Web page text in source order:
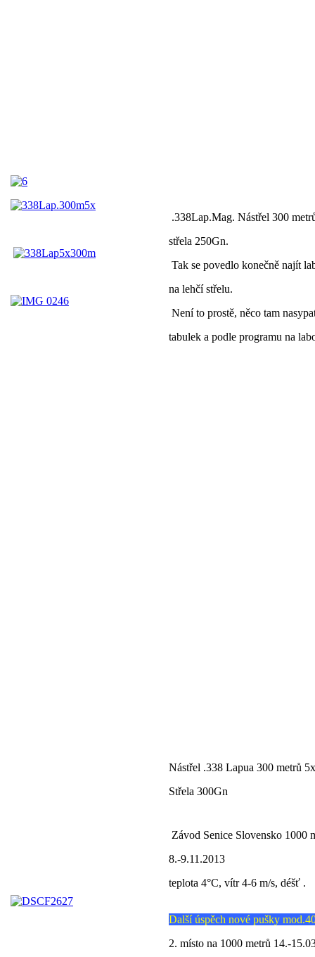
.338Lap.Mag. Nástřel 300
střela 250Gn.
Tak se povedlo konečně najít
na lehčí střelu.
Není to prostě, něco tam
tabulek a podle programu na
Nástřel .338 Lapua 300 metrů 5x
Střela 300Gn
Závod Senice Slovensko 1000
8.-9.11.2013
teplota 4°C, vítr 4-6 m/s, déšť .
Další úspěch nové pušky
2. místo na 1000 metrů 14.-